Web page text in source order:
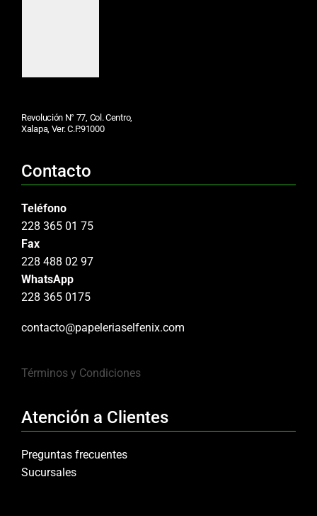
Revolución N° 77, Col. Centro,
Xalapa, Ver. C.P.91000
Contacto
Teléfono
228 365 01 75
Fax
228 488 02 97
WhatsApp
228 365 0175
contacto@papeleriaselfenix.com
Términos y Condiciones
Atención a Clientes
Preguntas frecuentes
Sucursales